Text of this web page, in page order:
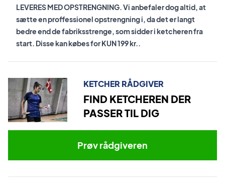
LEVERES MED OPSTRENGNING. Vi anbefaler dog altid, at
sætte en proffessionel opstrengning i, da det er langt
bedre end de fabriksstrenge, som sidder i ketcheren fra
start. Disse kan købes for KUN 199 kr..
KETCHER RÅDGIVER
FIND KETCHEREN DER
PASSER TIL DIG
Prøv rådgiveren